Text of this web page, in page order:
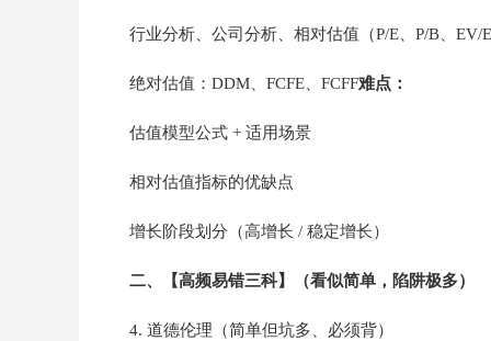
行业分析、公司分析、相对估值（P/E、P/B、EV/
绝对估值：DDM、FCFE、FCFF难点：
估值模型公式 + 适用场景
相对估值指标的优缺点
增长阶段划分（高增长 / 稳定增长）
二、【高频易错三科】（看似简单，陷阱极多）
4. 道德伦理（简单但坑多、必须背）